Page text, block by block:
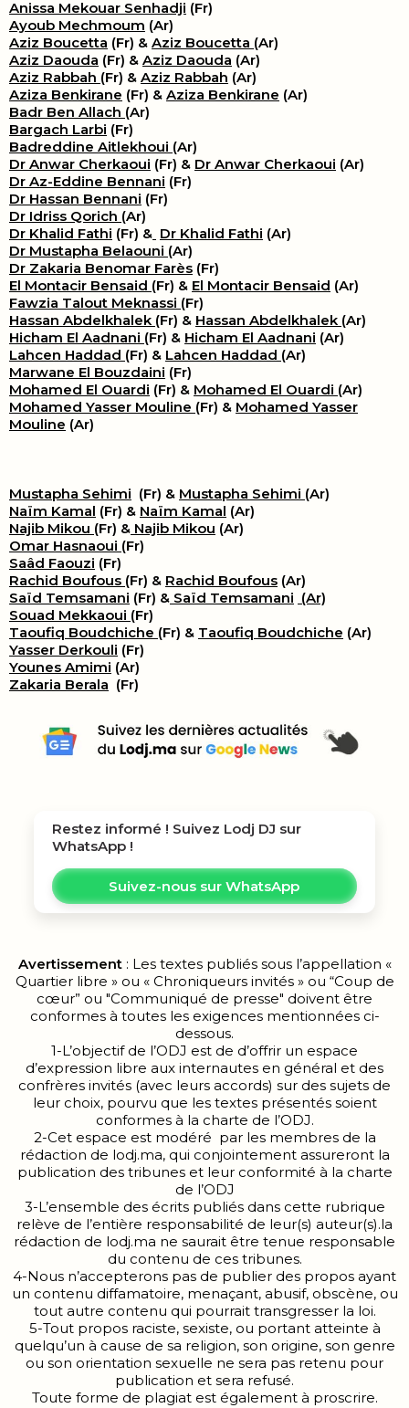
Anissa Mekouar Senhadji (Fr)
Ayoub Mechmoum (Ar)
Aziz Boucetta (Fr) & Aziz Boucetta (Ar)
Aziz Daouda (Fr) & Aziz Daouda (Ar)
Aziz Rabbah (Fr) & Aziz Rabbah (Ar)
Aziza Benkirane (Fr) & Aziza Benkirane (Ar)
Badr Ben Allach (Ar)
Bargach Larbi (Fr)
Badreddine Aitlekhoui (Ar)
Dr Anwar Cherkaoui (Fr) & Dr Anwar Cherkaoui (Ar)
Dr Az-Eddine Bennani (Fr)
Dr Hassan Bennani (Fr)
Dr Idriss Qorich (Ar)
Dr Khalid Fathi (Fr) & Dr Khalid Fathi (Ar)
Dr Mustapha Belaouni (Ar)
Dr Zakaria Benomar Farès (Fr)
El Montacir Bensaid (Fr) & El Montacir Bensaid (Ar)
Fawzia Talout Meknassi (Fr)
Hassan Abdelkhalek (Fr) & Hassan Abdelkhalek (Ar)
Hicham El Aadnani (Fr) & Hicham El Aadnani (Ar)
Lahcen Haddad (Fr) & Lahcen Haddad (Ar)
Marwane El Bouzdaini (Fr)
Mohamed El Ouardi (Fr) & Mohamed El Ouardi (Ar)
Mohamed Yasser Mouline (Fr) & Mohamed Yasser
Mouline (Ar)
Mustapha Sehimi (Fr) & Mustapha Sehimi (Ar)
Naïm Kamal (Fr) & Naïm Kamal (Ar)
Najib Mikou (Fr) & Najib Mikou (Ar)
Omar Hasnaoui (Fr)
Saâd Faouzi (Fr)
Rachid Boufous (Fr) & Rachid Boufous (Ar)
Saïd Temsamani (Fr) & Saïd Temsamani (Ar)
Souad Mekkaoui (Fr)
Taoufiq Boudchiche (Fr) & Taoufiq Boudchiche (Ar)
Yasser Derkouli (Fr)
Younes Amimi (Ar)
Zakaria Berala (Fr)
Restez informé ! Suivez Lodj DJ sur
WhatsApp !
Suivez-nous sur WhatsApp
Avertissement: Les textes publiés sous l’appellation «
Quartier libre » ou « Chroniqueurs invités » ou “Coup de
cœur” ou "Communiqué de presse" doivent être
conformes à toutes les exigences mentionnées ci-
dessous.
1-L’objectif de l’ODJ est de d’offrir un espace
d’expression libre aux internautes en général et des
confrères invités (avec leurs accords) sur des sujets de
leur choix, pourvu que les textes présentés soient
conformes à la charte de l’ODJ.
2-Cet espace est modéré par les membres de la
rédaction de lodj.ma, qui conjointement assureront la
publication des tribunes et leur conformité à la charte
de l’ODJ
3-L’ensemble des écrits publiés dans cette rubrique
relève de l’entière responsabilité de leur(s) auteur(s).la
rédaction de lodj.ma ne saurait être tenue responsable
du contenu de ces tribunes.
4-Nous n’accepterons pas de publier des propos ayant
un contenu diffamatoire, menaçant, abusif, obscène, ou
tout autre contenu qui pourrait transgresser la loi.
5-Tout propos raciste, sexiste, ou portant atteinte à
quelqu’un à cause de sa religion, son origine, son genre
ou son orientation sexuelle ne sera pas retenu pour
publication et sera refusé.
Toute forme de plagiat est également à proscrire.